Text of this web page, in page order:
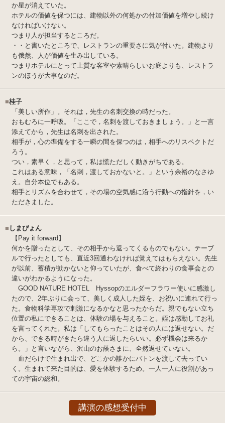
か星が消えていた。
ホテルの価値を保つには、建物以外の何処かの付加価値を増やし続け
なければいけない。
つまり人が担当するところだ。
・・と書いたところで、レストランの重要さに気が付いた。建物より
も俄然、人が価値を生み出している。
つまりホテルにとって上質な客室や素晴らしいお庭よりも、レストラ
ンのほうが大事なのだ。
■桂子
「美しい所作」。それは，先生の名刺交換の時だった。
おもむろに一呼吸。「ここで，名刺を渡しておきましょう。」と一言
添えてから，先生は名刺を出された。
相手が，心の準備をする一瞬の間を保つのは，相手へのリスペクトだ
ろう。
つい，素早く，と思って，私は慌ただしく動きがちである。
これはある意味，「名刺，渡しておかないと。」という余裕のなさゆ
え。自分本位でもある。
相手とリズムを合わせて，その場の空気感に沿う行動への指針を，い
ただきました。
■ しまぴょん
【Pay it forward】
何かを贈ったとして、その相手から返ってくるものでもない。テーブ
ルで行ったとしても、直近3回通わなければ覚えてはもらえない。先生
が以前、蓄積が効かないと仰っていたが、食べて終わりの食事会との
違いがわかるようになった。
GOOD NATURE HOTEL Hyssopのエルダーフラワー使いに感激し
たので、2年ぶりに会って、美しく成人した姪を、お祝いに連れて行っ
た。食物科学専攻で刺激になるかなと思ったからだ。親でもない立ち
位置の私にできることは、体験の場を与えること。姪は感動してお礼
を言ってくれた。私は「してもらったことはその人には返せない。だ
から、できる時がきたら違う人に返したらいい。必ず機会は来るか
ら。」と言いながら、沢山のお蔭さまに、全然返せていない。
血だらけで生まれ出で、どこかの誰かにバトンを渡して去ってい
く。生まれて来た目的は、愛を体験するため。一人一人に役割があっ
ての宇宙の総和。
講演の感想受付中